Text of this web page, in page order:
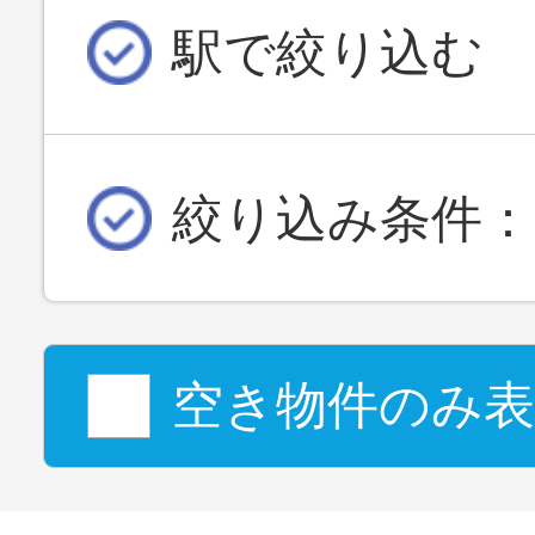
駅で絞り込む
絞り込み条件：
空き物件のみ